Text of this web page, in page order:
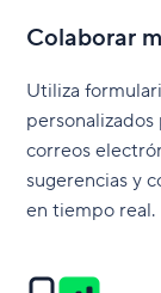
Colaborar
Utiliza
correos
sugerencias y
en tiempo real.